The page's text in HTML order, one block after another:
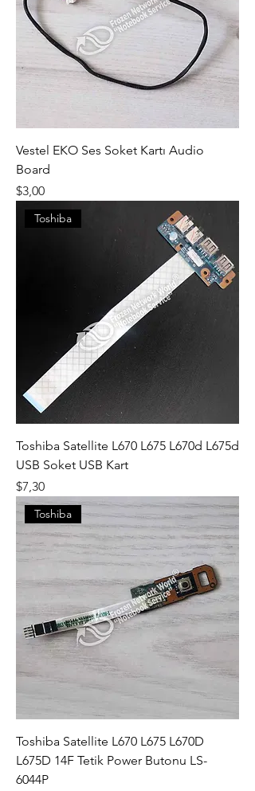
Vestel EKO Ses Soket Kartı Audio
Board
Fiyat
$3,00
Toshiba
Toshiba Satellite L670 L675 L670d L675d
USB Soket USB Kart
Fiyat
$7,30
Toshiba
Toshiba Satellite L670 L675 L670D
L675D 14F Tetik Power Butonu LS-
6044P